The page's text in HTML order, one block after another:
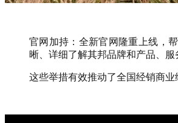
官网加持：全新官网隆重上线，
晰、详细了解其邦品牌和产品、服
这些举措有效推动了全国经销商业